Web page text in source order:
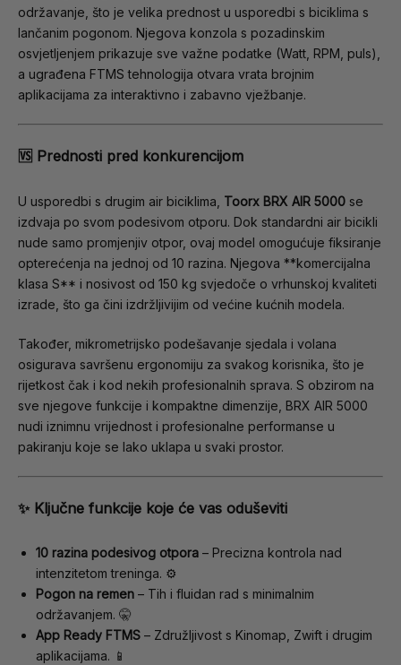
održavanje, što je velika prednost u usporedbi s biciklima s
lančanim pogonom. Njegova konzola s pozadinskim
osvjetljenjem prikazuje sve važne podatke (Watt, RPM, puls),
a ugrađena FTMS tehnologija otvara vrata brojnim
aplikacijama za interaktivno i zabavno vježbanje.
🆚 Prednosti pred konkurencijom
U usporedbi s drugim air biciklima, Toorx BRX AIR 5000 se
izdvaja po svom podesivom otporu. Dok standardni air bicikli
nude samo promjenjiv otpor, ovaj model omogućuje fiksiranje
opterećenja na jednoj od 10 razina. Njegova **komercijalna
klasa S** i nosivost od 150 kg svjedoče o vrhunskoj kvaliteti
izrade, što ga čini izdržljivijim od većine kućnih modela.
Također, mikrometrijsko podešavanje sjedala i volana
osigurava savršenu ergonomiju za svakog korisnika, što je
rijetkost čak i kod nekih profesionalnih sprava. S obzirom na
sve njegove funkcije i kompaktne dimenzije, BRX AIR 5000
nudi iznimnu vrijednost i profesionalne performanse u
pakiranju koje se lako uklapa u svaki prostor.
✨ Ključne funkcije koje će vas oduševiti
10 razina podesivog otpora – Precizna kontrola nad
intenzitetom treninga. ⚙️
Pogon na remen – Tih i fluidan rad s minimalnim
održavanjem. 🤫
App Ready FTMS – Združljivost s Kinomap, Zwift i drugim
aplikacijama. 📱